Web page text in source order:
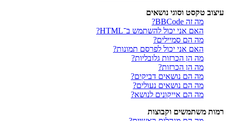
עיצוב טקסט וסוגי נושאים
מה זה BBCode?
האם אני יכול להשתמש ב־HTML?
מה הם סמיילים?
האם אני יכול לפרסם תמונות?
מה הן הכרזות גלובליות?
מה הן הכרזות?
מה הם נושאים דביקים?
מה הם נושאים נעולים?
מה הם אייקונים לנושא?
רמות משתמשים וקבוצות